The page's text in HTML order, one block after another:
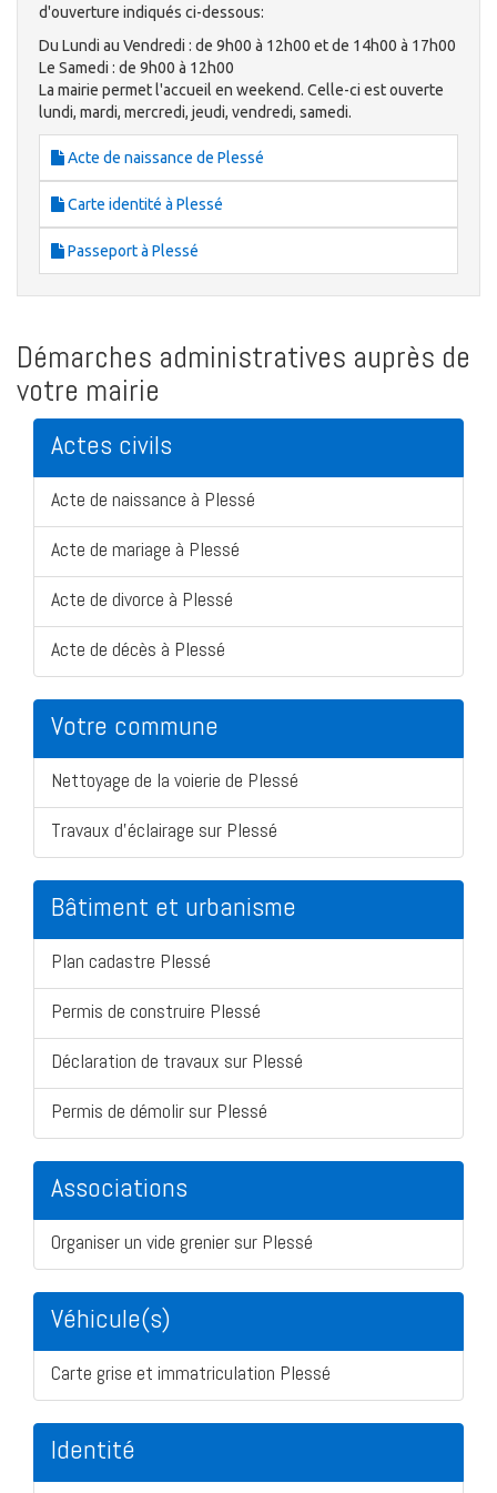
d'ouverture indiqués ci-dessous:
Du Lundi au Vendredi : de 9h00 à 12h00 et de 14h00 à 17h00
Le Samedi : de 9h00 à 12h00
La mairie permet l'accueil en weekend. Celle-ci est ouverte
lundi, mardi, mercredi, jeudi, vendredi, samedi.
Acte de naissance de Plessé
Carte identité à Plessé
Passeport à Plessé
Démarches administratives auprès de
votre mairie
Actes civils
Acte de naissance à Plessé
Acte de mariage à Plessé
Acte de divorce à Plessé
Acte de décès à Plessé
Votre commune
Nettoyage de la voierie de Plessé
Travaux d'éclairage sur Plessé
Bâtiment et urbanisme
Plan cadastre Plessé
Permis de construire Plessé
Déclaration de travaux sur Plessé
Permis de démolir sur Plessé
Associations
Organiser un vide grenier sur Plessé
Véhicule(s)
Carte grise et immatriculation Plessé
Identité